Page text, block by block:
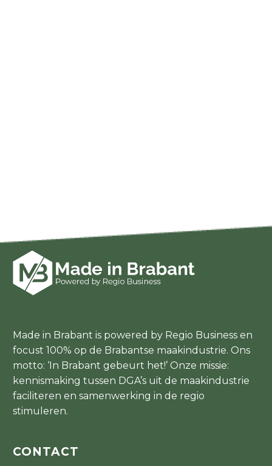
Made in Brabant is powered by Regio Business en
focust 100% op de Brabantse maakindustrie. Ons
motto: ‘In Brabant gebeurt het!’ Onze missie:
kennismaking tussen DGA’s uit de maakindustrie
faciliteren en samenwerking in de regio
stimuleren.
CONTACT